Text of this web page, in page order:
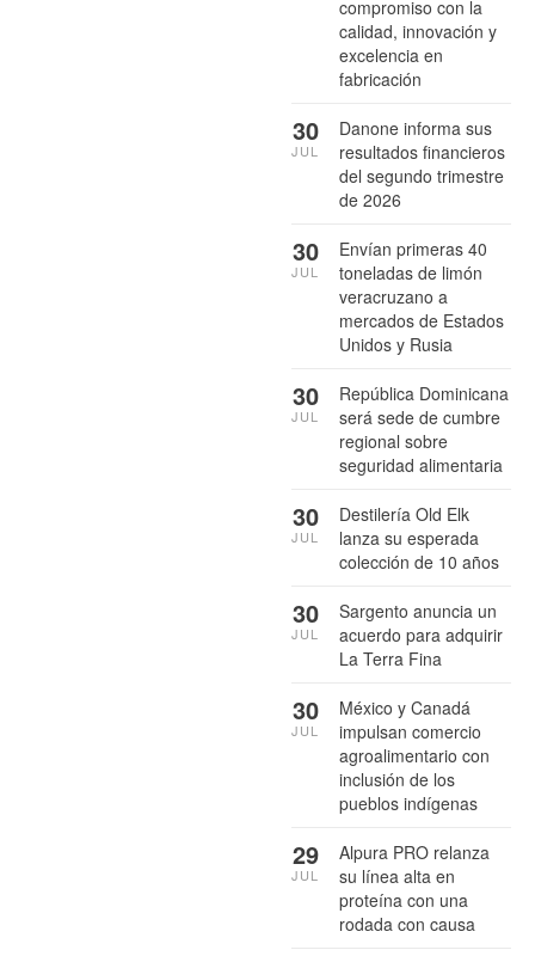
compromiso con la
calidad, innovación y
excelencia en
fabricación
Danone informa sus
resultados financieros
del segundo trimestre
de 2026
30
JUL
Envían primeras 40
toneladas de limón
veracruzano a
mercados de Estados
Unidos y Rusia
30
JUL
República Dominicana
será sede de cumbre
regional sobre
seguridad alimentaria
30
JUL
Destilería Old Elk
lanza su esperada
colección de 10 años
30
JUL
Sargento anuncia un
acuerdo para adquirir
La Terra Fina
30
JUL
México y Canadá
impulsan comercio
agroalimentario con
inclusión de los
pueblos indígenas
30
JUL
Alpura PRO relanza
su línea alta en
proteína con una
rodada con causa
29
JUL